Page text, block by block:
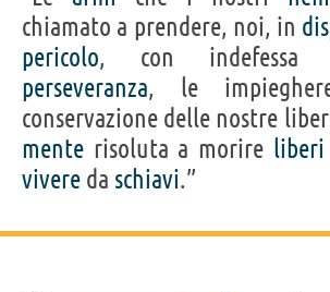
chiamato a prendere, noi, in
pericolo, con indefessa
perseveranza, le
conservazione delle nostre
mente risoluta a morire liberi
vivere da schiavi.”